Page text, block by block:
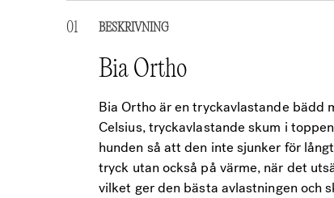
BESKRIVNING
Bia Ortho
Bia Ortho är en tryckavlastande bädd
Celsius, tryckavlastande skum i
hunden så att den inte sjunker för
tryck utan också på värme, när det
vilket ger den bästa avlastningen och